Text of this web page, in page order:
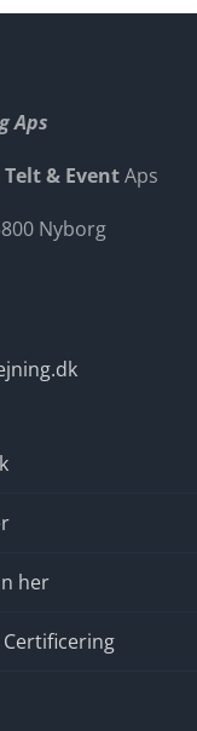
Aps
& EventAps
Nyborg
her